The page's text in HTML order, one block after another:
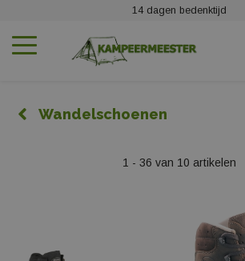
14 dagen bedenktijd
Wandelschoenen
1 - 36 van 10 artikelen